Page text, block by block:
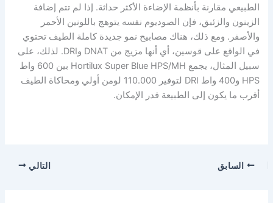
الطبيعي مقارنة بأنظمة الإضاءة الأكثر حداثة. إذا لم تتم إضافة
الزينون والزئبق، فإن الصوديوم نفسه يتوهج باللونين الأحمر
والأصفر. ومع ذلك، هناك مصابيح نمو جديدة كاملة الطيف تحتوي
في الواقع على قوسين، أي أنها مزيج من DNAT وDRI. لذلك، على
سبيل المثال، يجمع Hortilux Super Blue HPS/MH بين 600 واط
HPS و400 واط DRI لتوفير 110.000 لومن أولي ومحاكاة الطيف
أقرب ما يكون إلى الطبيعة قدر الإمكان.
السابق التالي